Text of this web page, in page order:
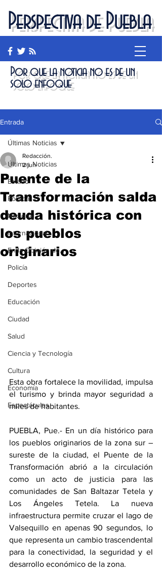
Perspectiva de Puebla
Por que la noticia no es de un
solo enfoque
Entrada
Últimas Noticias
Estado
Política
Nacional
Internacional
En la Opinión de...
Policía
Deportes
Educación
Ciudad
Salud
Ciencia y Tecnología
Cultura
Economía
Espectáculos
Últimas Noticias
Puente de la
Transformación salda
deuda histórica con
los pueblos
originarios
Redacción.
2 jun
Esta obra fortalece la movilidad, impulsa
el turismo y brinda mayor seguridad a
miles de habitantes.
PUEBLA, Pue.- En un día histórico para
los pueblos originarios de la zona sur –
sureste de la ciudad, el Puente de la
Transformación abrió a la circulación
como un acto de justicia para las
comunidades de San Baltazar Tetela y
Los Ángeles Tetela. La nueva
infraestructura permite cruzar el lago de
Valsequillo en apenas 90 segundos, lo
que representa un cambio trascendental
para la conectividad, la seguridad y el
desarrollo económico de la zona.